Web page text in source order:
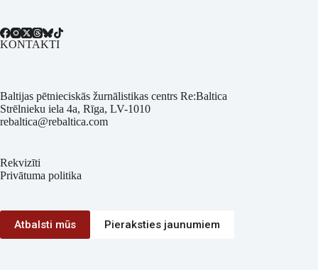
KONTAKTI
Baltijas pētnieciskās žurnālistikas centrs Re:Baltica
Strēlnieku iela 4a, Rīga, LV-1010
rebaltica@rebaltica.com
Rekvizīti
Privātuma politika
Atbalsti mūs Pieraksties jaunumiem